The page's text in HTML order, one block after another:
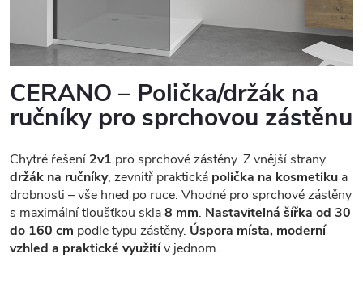
CERANO – Polička/držák na
ručníky pro sprchovou zástěnu
Chytré řešení2v1 pro sprchové zástěny. Z vnější strany
držák na ručníky, zevnitř praktická polička na kosmetiku a
drobnosti – vše hned po ruce. Vhodné pro sprchové zástěny
s maximální tloušťkou skla8 mm. Nastavitelná šířka od 30
do 160 cm podle typu zástěny. Úspora místa, moderní
vzhled a praktické využitív jednom.